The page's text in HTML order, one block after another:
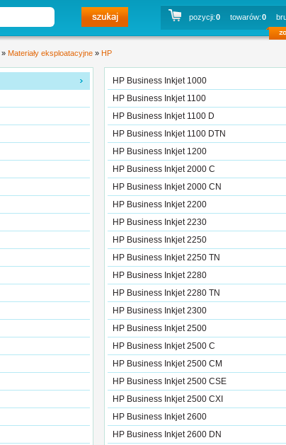
pozycji:0 towarów:0
» Materiały eksploatacyjne » HP
HP Business Inkjet 1000
HP Business Inkjet 1100
HP Business Inkjet 1100 D
HP Business Inkjet 1100 DTN
HP Business Inkjet 1200
HP Business Inkjet 2000 C
HP Business Inkjet 2000 CN
HP Business Inkjet 2200
HP Business Inkjet 2230
HP Business Inkjet 2250
HP Business Inkjet 2250 TN
HP Business Inkjet 2280
HP Business Inkjet 2280 TN
HP Business Inkjet 2300
HP Business Inkjet 2500
HP Business Inkjet 2500 C
HP Business Inkjet 2500 CM
HP Business Inkjet 2500 CSE
HP Business Inkjet 2500 CXI
HP Business Inkjet 2600
HP Business Inkjet 2600 DN